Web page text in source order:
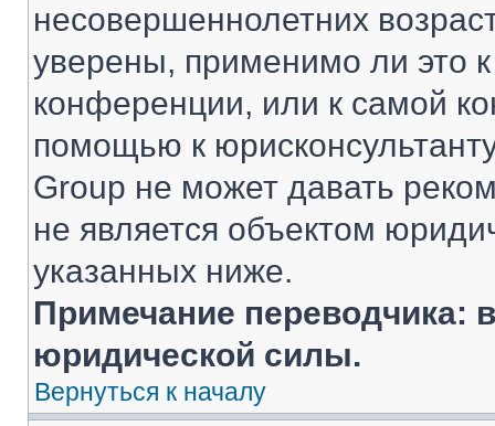
несовершеннолетних
уверены, применимо ли это
конференции, или к самой
помощью к
Group не может давать
не является объектом
указанных ниже.
Примечание переводчика:
юридической силы.
Вернуться к началу